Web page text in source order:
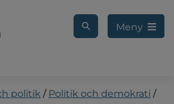
Meny
politik / Politik och demokrati /